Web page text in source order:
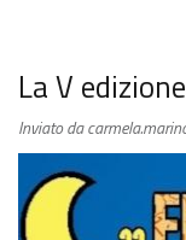
La V
Inviato da